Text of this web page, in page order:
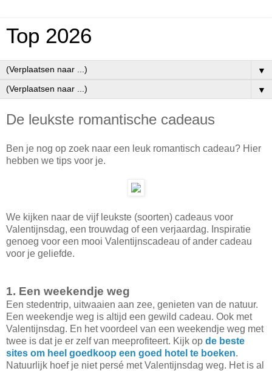
Top 2026
▼
▼
De leukste romantische cadeaus
Ben je nog op zoek naar een leuk romantisch cadeau? Hier
hebben we tips voor je.
We kijken naar de vijf leukste (soorten) cadeaus voor
Valentijnsdag, een trouwdag of een verjaardag. Inspiratie
genoeg voor een mooi Valentijnscadeau of ander cadeau
voor je geliefde.
1. Een weekendje weg
Een stedentrip, uitwaaien aan zee, genieten van de natuur.
Een weekendje weg is altijd een gewild cadeau. Ook met
Valentijnsdag. En het voordeel van een weekendje weg met
twee is dat je er zelf van meeprofiteert. Kijk op de beste
sites om heel goedkoop een goed hotel te boeken.
Natuurlijk hoef je niet persé met Valentijnsdag weg. Het is al